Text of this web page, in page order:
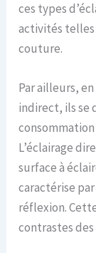
ces types
activités
couture.
Par ailleurs,
indirect, ils se
L’éclairage
surface à
caractérise
réflexion.
contrastes